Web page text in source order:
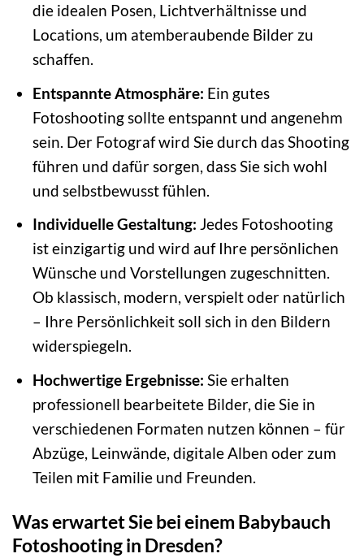
die idealen Posen, Lichtverhältnisse und
Locations, um atemberaubende Bilder zu
schaffen.
Entspannte Atmosphäre: Ein gutes
Fotoshooting sollte entspannt und angenehm
sein. Der Fotograf wird Sie durch das Shooting
führen und dafür sorgen, dass Sie sich wohl
und selbstbewusst fühlen.
Individuelle Gestaltung: Jedes Fotoshooting
ist einzigartig und wird auf Ihre persönlichen
Wünsche und Vorstellungen zugeschnitten.
Ob klassisch, modern, verspielt oder natürlich
– Ihre Persönlichkeit soll sich in den Bildern
widerspiegeln.
Hochwertige Ergebnisse: Sie erhalten
professionell bearbeitete Bilder, die Sie in
verschiedenen Formaten nutzen können – für
Abzüge, Leinwände, digitale Alben oder zum
Teilen mit Familie und Freunden.
Was erwartet Sie bei einem Babybauch
Fotoshooting in Dresden?